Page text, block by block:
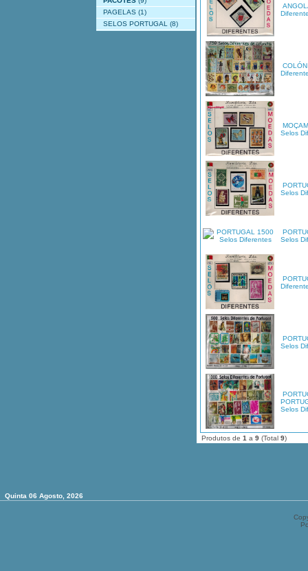
PAGELAS (1)
SELOS PORTUGAL
(8)
Selos
Selos
Selos
Selos
Selos
Produtos de 1 a 9(Total 9)
Quinta 06 Agosto, 2026